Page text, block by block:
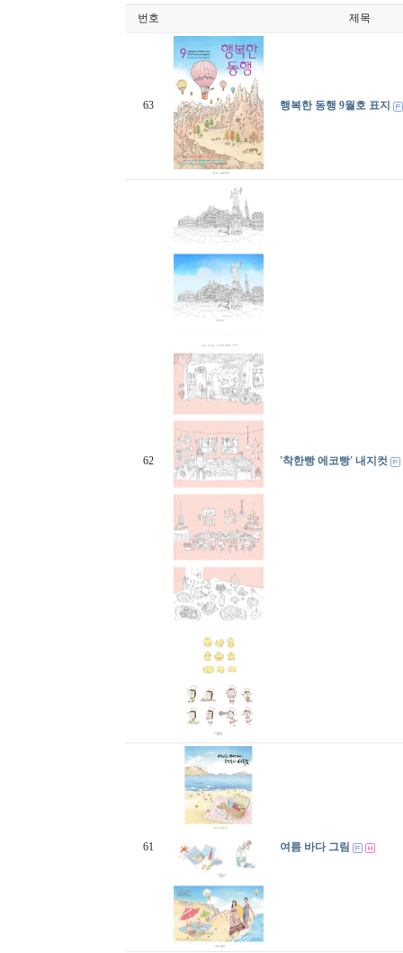
번호 제목
63 행복한 동행 9월호 표지
62 '착한빵 에코빵' 내지컷
61 여름 바다 그림